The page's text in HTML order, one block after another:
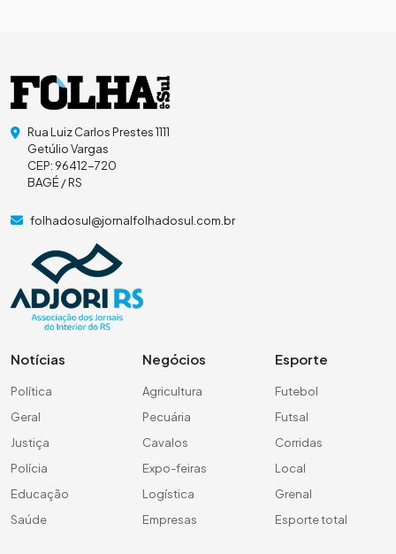
Rua Luiz Carlos Prestes 1111
Getúlio Vargas
CEP: 96412-720
BAGÉ / RS
folhadosul@jornalfolhadosul.com.br
Notícias
Política
Geral
Justiça
Polícia
Educação
Saúde
Negócios
Agricultura
Pecuária
Cavalos
Expo-feiras
Logística
Empresas
Esporte
Futebol
Futsal
Corridas
Local
Grenal
Esporte total